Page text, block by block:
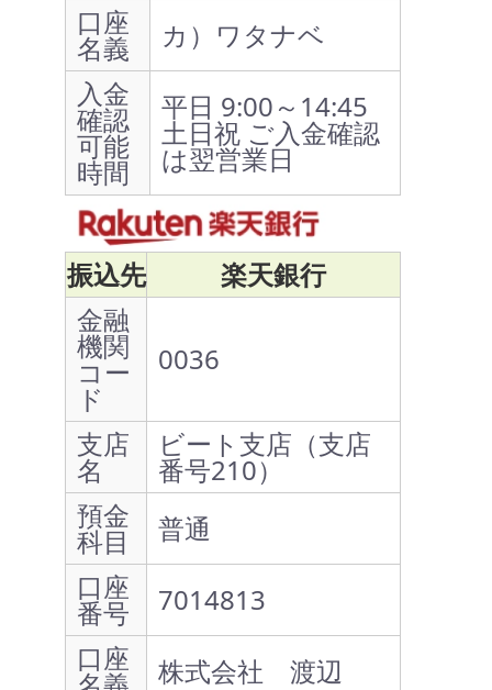
口座
名義
カ）ワタナベ
入金
確認
可能
時間
平日 9:00～14:45
土日祝 ご入金確認
は翌営業日
振込先
楽天銀行
金融
機関
コー
ド
0036
支店
名
ビート支店（支店
番号210）
預金
科目
普通
口座
番号
7014813
口座
株式会社 渡辺